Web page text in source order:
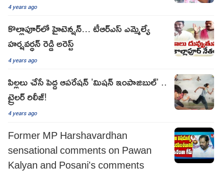
4 years ago
కొల్లాపూర్‌లో హైటెన్ష‌న్‌... టీఆర్ఎస్ ఎమ్మెల్యే
హ‌ర్ష‌వ‌ర్ధ‌న్ రెడ్డి అరెస్ట్‌
4 years ago
పిల్లలు చేసే పెద్ద ఆపరేషన్ 'మిషన్ ఇంపాజిబుల్' ..
ట్రైలర్ రిలీజ్!
4 years ago
Former MP Harshavardhan
sensational comments on Pawan
Kalyan and Posani's comments